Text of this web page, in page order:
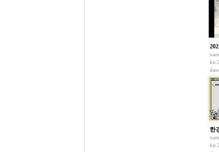
한